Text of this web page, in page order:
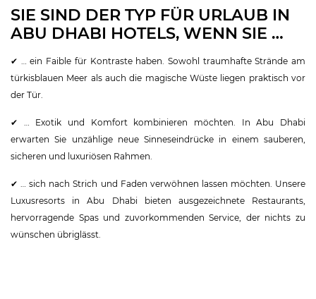
SIE SIND DER TYP FÜR URLAUB IN
ABU DHABI HOTELS, WENN SIE …
✔ … ein Faible für Kontraste haben. Sowohl traumhafte Strände am
türkisblauen Meer als auch die magische Wüste liegen praktisch vor
der Tür.
✔ … Exotik und Komfort kombinieren möchten. In Abu Dhabi
erwarten Sie unzählige neue Sinneseindrücke in einem sauberen,
sicheren und luxuriösen Rahmen.
✔ … sich nach Strich und Faden verwöhnen lassen möchten. Unsere
Luxusresorts in Abu Dhabi bieten ausgezeichnete Restaurants,
hervorragende Spas und zuvorkommenden Service, der nichts zu
wünschen übriglässt.